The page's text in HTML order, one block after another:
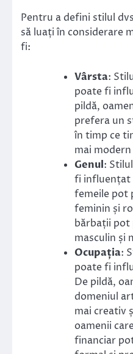
Pentru a defini stilul
să luați în considerare
fi:
Vârsta:
poate fi
pildă,
prefera un
în timp ce
mai
Genul:
fi influențat
femeile pot
feminin și
bărbații pot
masculin și
Ocupația:
poate fi
De pildă,
domeniul
mai creativ
oamenii
financiar